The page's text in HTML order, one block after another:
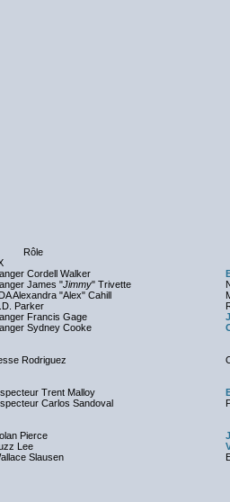
Rôle
Cordell Walker
James "Jimmy" Trivette
Alexandra "Alex" Cahill
Parker
Francis Gage
Sydney Cooke
Rodriguez
Trent Malloy
Carlos Sandoval
Pierce
Lee
Slausen